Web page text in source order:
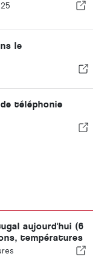
le
téléphonie
aujourd'hui (6
températures